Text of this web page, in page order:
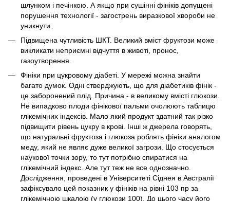
шлунком і печінкою. А якщо при сушінні фініків допущені
порушення технології - загострень виразкової хвороби не
уникнути.
Підвищена чутливість ШКТ. Великий вміст фруктози може
викликати неприємні відчуття в животі, пронос,
газоутворення.
Фініки при цукровому діабеті. У мережі можна знайти
багато думок. Одні стверджують, що для діабетиків фінік -
це заборонений плід. Причина - в великому вмісті глюкози.
Не випадково плоди фінікової пальми очолюють таблицю
глікемічних індексів. Мало який продукт здатний так різко
підвищити рівень цукру в крові. Інші ж джерела говорять,
що натуральні фруктоза і глюкоза роблять фініки аналогом
меду, який не являє дуже великої загрози. Що стосується
наукової точки зору, то тут потрібно спиратися на
глікемічний індекс. Але тут теж не все однозначно.
Дослідження, проведені в Університеті Сіднея в Австралії
зафіксувало цей показник у фініків на рівні 103 пр за
глікемічною шкалою (у глюкози 100). До цього часу його